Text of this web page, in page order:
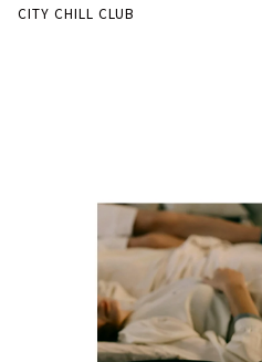
YouTube
会社情報
CITY CHILL CLUB